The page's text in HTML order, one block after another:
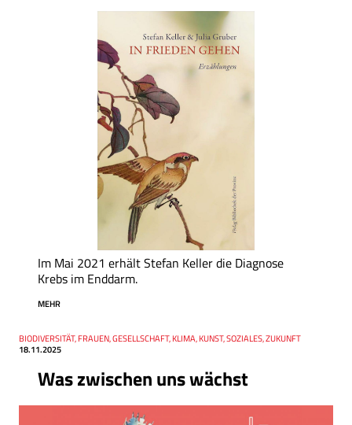
Im Mai 2021 erhält Stefan Keller die Diagnose
Krebs im Enddarm.
MEHR
Was zwischen uns wächst
Thema
BIODIVERSITÄT, FRAUEN, GESELLSCHAFT, KLIMA, KUNST, SOZIALES, ZUKUNFT
Datum
18.11.2025